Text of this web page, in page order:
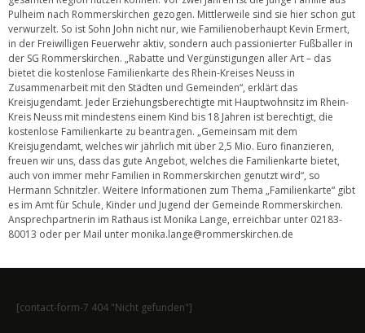
Pulheim nach Rommerskirchen gezogen. Mittlerweile sind sie hier schon gut
verwurzelt. So ist Sohn John nicht nur, wie Familienoberhaupt Kevin Ermert,
in der Freiwilligen Feuerwehr aktiv, sondern auch passionierter Fußballer in
der SG Rommerskirchen. „Rabatte und Vergünstigungen aller Art – das
bietet die kostenlose Familienkarte des Rhein-Kreises Neuss in
Zusammenarbeit mit den Städten und Gemeinden“, erklärt das
Kreisjugendamt. Jeder Erziehungsberechtigte mit Hauptwohnsitz im Rhein-
Kreis Neuss mit mindestens einem Kind bis 18 Jahren ist berechtigt, die
kostenlose Familienkarte zu beantragen. „Gemeinsam mit dem
Kreisjugendamt, welches wir jährlich mit über 2,5 Mio. Euro finanzieren,
freuen wir uns, dass das gute Angebot, welches die Familienkarte bietet,
auch von immer mehr Familien in Rommerskirchen genutzt wird“, so
Hermann Schnitzler. Weitere Informationen zum Thema „Familienkarte“ gibt
es im Amt für Schule, Kinder und Jugend der Gemeinde Rommerskirchen.
Ansprechpartnerin im Rathaus ist Monika Lange, erreichbar unter 02183-
80013 oder per Mail unter monika.lange@rommerskirchen.de
[contact-form-7 404 "Nicht gefunden"]